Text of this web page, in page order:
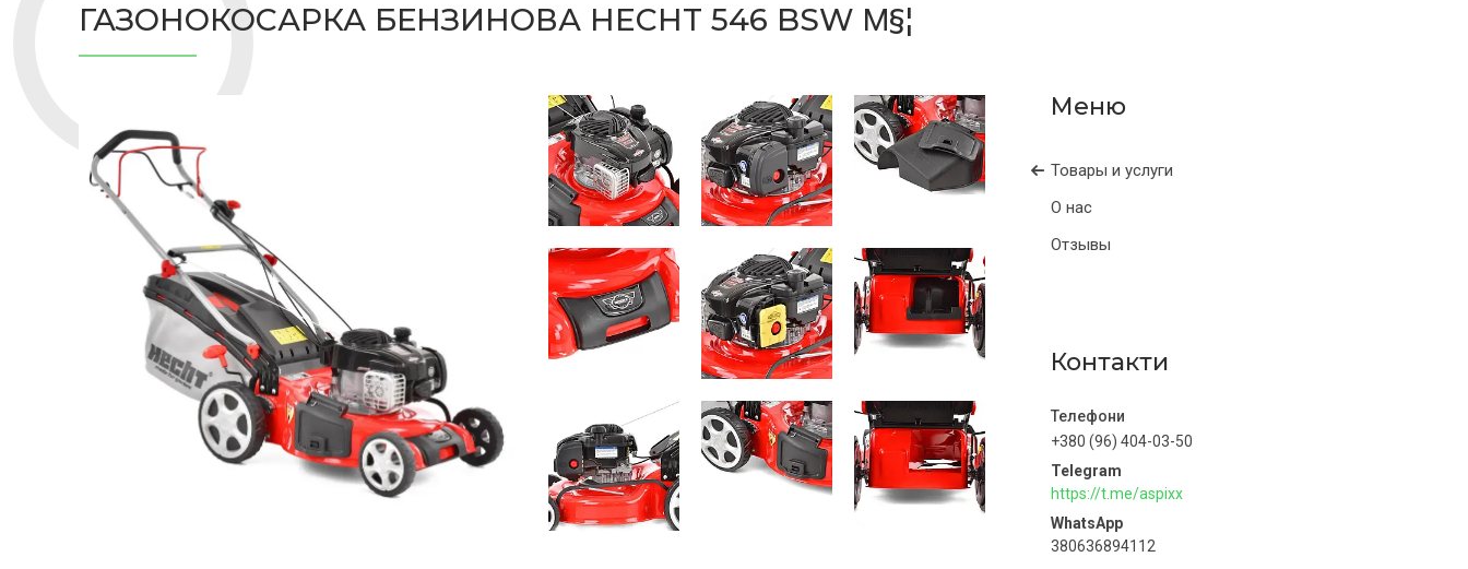
ГАЗОНОКОСАРКА БЕНЗИНОВА HECHT 546 BSW Μ§¦
Товары и услуги
О нас
Отзывы
Контакти
+380 (96) 404-03-50
https://t.me/aspixx
380636894112